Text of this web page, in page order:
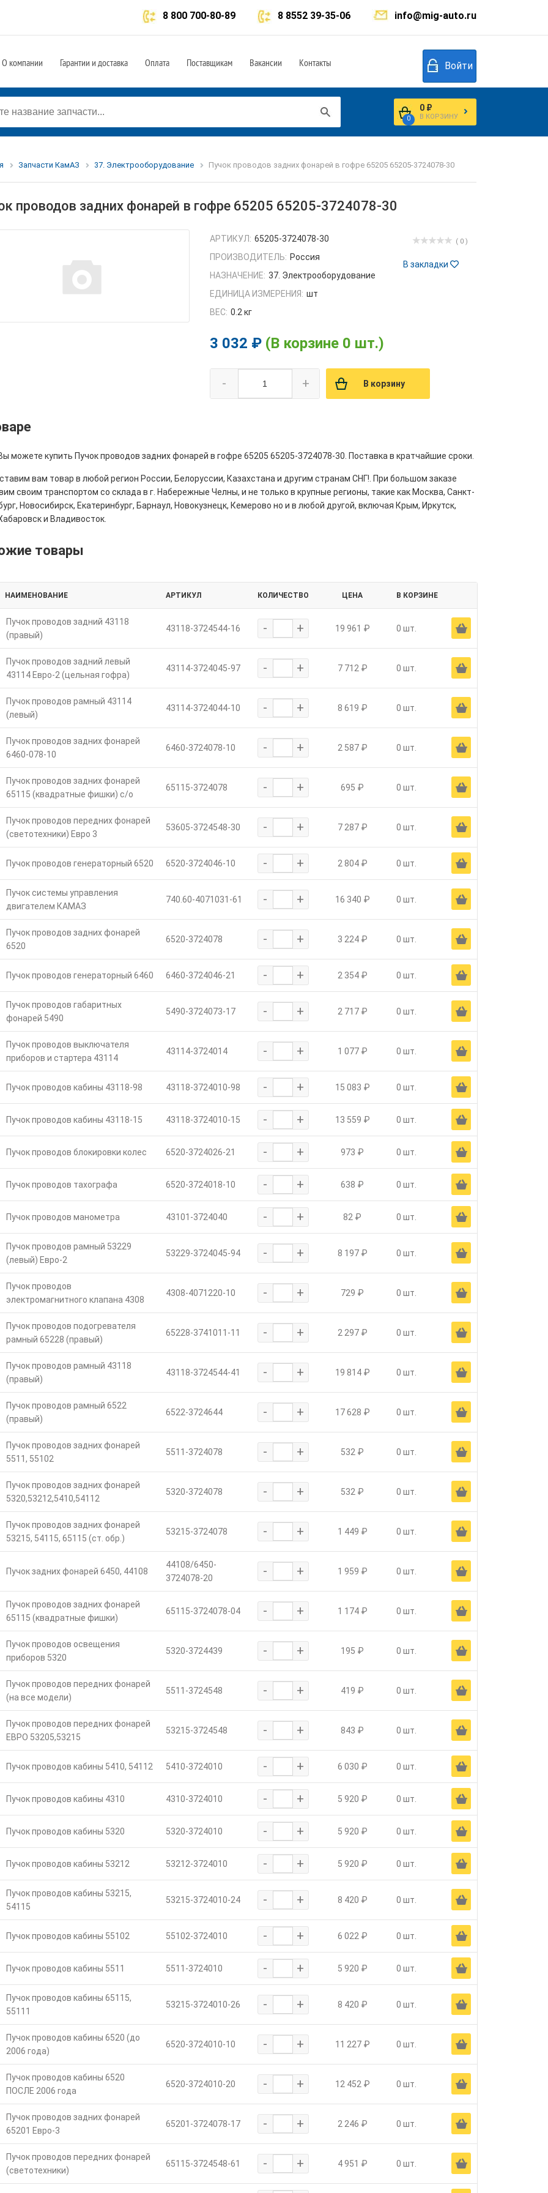
info@mig-auto.ru
8 8552 39-35-06
8 800 700-80-89
О компании Гарантии и доставка Оплата Поставщикам Вакансии Контакты Войти
0
0 ₽
В КОРЗИНУ
Запчасти КамАЗ 37. Электрооборудование Пучок проводов задних фонарей в гофре 65205 65205-3724078-30
проводов задних фонарей в гофре 65205 65205-3724078-30
( 0 )
В закладки
АРТИКУЛ: 65205-3724078-30
ПРОИЗВОДИТЕЛЬ: Россия
НАЗНАЧЕНИЕ: 37. Электрооборудование
ЕДИНИЦА ИЗМЕРЕНИЯ: шт
ВЕС: 0.2 кг
3 032 ₽ (В корзине 0 шт.)
- + В корзину
можете купить Пучок проводов задних фонарей в гофре 65205 65205-3724078-30. Поставка в кратчайшие сроки.
вам товар в любой регион России, Белоруссии, Казахстана и другим странам СНГ!. При большом заказе
своим транспортом со склада в г. Набережные Челны, и не только в крупные регионы, такие как Москва, Санкт-
Новосибирск, Екатеринбург, Барнаул, Новокузнецк, Кемерово но и в любой другой, включая Крым, Иркутск,
и Владивосток.
товары
НАИМЕНОВАНИЕ АРТИКУЛ КОЛИЧЕСТВО ЦЕНА В КОРЗИНЕ
Пучок проводов задний 43118
(правый)
43118-3724544-16 - + 19 961 ₽ 0 шт. Ä
Пучок проводов задний левый
43114 Евро-2 (цельная гофра)
43114-3724045-97 - + 7 712 ₽ 0 шт. Ä
Пучок проводов рамный 43114
(левый)
43114-3724044-10 - + 8 619 ₽ 0 шт. Ä
Пучок проводов задних фонарей
6460-078-10
6460-3724078-10 - + 2 587 ₽ 0 шт. Ä
Пучок проводов задних фонарей
65115 (квадратные фишки) с/о
65115-3724078 - + 695 ₽ 0 шт. Ä
Пучок проводов передних фонарей
(светотехники) Евро 3
53605-3724548-30 - + 7 287 ₽ 0 шт. Ä
Пучок проводов генераторный 6520 6520-3724046-10 - + 2 804 ₽ 0 шт. Ä
Пучок системы управления
двигателем КАМАЗ
740.60-4071031-61 - + 16 340 ₽ 0 шт. Ä
Пучок проводов задних фонарей
6520
6520-3724078 - + 3 224 ₽ 0 шт. Ä
Пучок проводов генераторный 6460 6460-3724046-21 - + 2 354 ₽ 0 шт. Ä
Пучок проводов габаритных
фонарей 5490
5490-3724073-17 - + 2 717 ₽ 0 шт. Ä
Пучок проводов выключателя
приборов и стартера 43114
43114-3724014 - + 1 077 ₽ 0 шт. Ä
Пучок проводов кабины 43118-98 43118-3724010-98 - + 15 083 ₽ 0 шт. Ä
Пучок проводов кабины 43118-15 43118-3724010-15 - + 13 559 ₽ 0 шт. Ä
Пучок проводов блокировки колес 6520-3724026-21 - + 973 ₽ 0 шт. Ä
Пучок проводов тахографа 6520-3724018-10 - + 638 ₽ 0 шт. Ä
Пучок проводов манометра 43101-3724040 - + 82 ₽ 0 шт. Ä
Пучок проводов рамный 53229
(левый) Евро-2
53229-3724045-94 - + 8 197 ₽ 0 шт. Ä
Пучок проводов
электромагнитного клапана 4308
4308-4071220-10 - + 729 ₽ 0 шт. Ä
Пучок проводов подогревателя
рамный 65228 (правый)
65228-3741011-11 - + 2 297 ₽ 0 шт. Ä
Пучок проводов рамный 43118
(правый)
43118-3724544-41 - + 19 814 ₽ 0 шт. Ä
Пучок проводов рамный 6522
(правый)
6522-3724644 - + 17 628 ₽ 0 шт. Ä
Пучок проводов задних фонарей
5511, 55102
5511-3724078 - + 532 ₽ 0 шт. Ä
Пучок проводов задних фонарей
5320,53212,5410,54112
5320-3724078 - + 532 ₽ 0 шт. Ä
Пучок проводов задних фонарей
53215, 54115, 65115 (ст. обр.)
53215-3724078 - + 1 449 ₽ 0 шт. Ä
Пучок задних фонарей 6450, 44108
44108/6450-
3724078-20
- + 1 959 ₽ 0 шт. Ä
Пучок проводов задних фонарей
65115 (квадратные фишки)
65115-3724078-04 - + 1 174 ₽ 0 шт. Ä
Пучок проводов освещения
приборов 5320
5320-3724439 - + 195 ₽ 0 шт. Ä
Пучок проводов передних фонарей
(на все модели)
5511-3724548 - + 419 ₽ 0 шт. Ä
Пучок проводов передних фонарей
ЕВРО 53205,53215
53215-3724548 - + 843 ₽ 0 шт. Ä
Пучок проводов кабины 5410, 54112 5410-3724010 - + 6 030 ₽ 0 шт. Ä
Пучок проводов кабины 4310 4310-3724010 - + 5 920 ₽ 0 шт. Ä
Пучок проводов кабины 5320 5320-3724010 - + 5 920 ₽ 0 шт. Ä
Пучок проводов кабины 53212 53212-3724010 - + 5 920 ₽ 0 шт. Ä
Пучок проводов кабины 53215,
54115
53215-3724010-24 - + 8 420 ₽ 0 шт. Ä
Пучок проводов кабины 55102 55102-3724010 - + 6 022 ₽ 0 шт. Ä
Пучок проводов кабины 5511 5511-3724010 - + 5 920 ₽ 0 шт. Ä
Пучок проводов кабины 65115,
55111
53215-3724010-26 - + 8 420 ₽ 0 шт. Ä
Пучок проводов кабины 6520 (до
2006 года)
6520-3724010-10 - + 11 227 ₽ 0 шт. Ä
Пучок проводов кабины 6520
ПОСЛЕ 2006 года
6520-3724010-20 - + 12 452 ₽ 0 шт. Ä
Пучок проводов задних фонарей
65201 Евро-3
65201-3724078-17 - + 2 246 ₽ 0 шт. Ä
Пучок проводов передних фонарей
(светотехники)
65115-3724548-61 - + 4 951 ₽ 0 шт. Ä